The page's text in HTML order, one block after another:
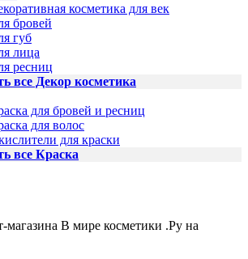
косметика для век
бровей
губ
лица
ресниц
все Декор косметика
для бровей и ресниц
для волос
для краски
все Краска